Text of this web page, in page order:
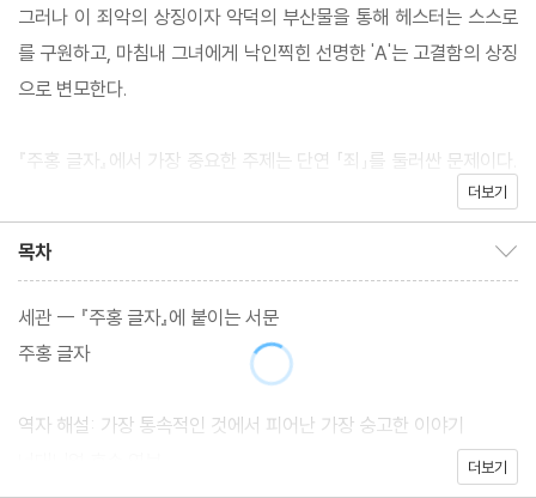
그러나 이 죄악의 상징이자 악덕의 부산물을 통해 헤스터는 스스로
를 구원하고, 마침내 그녀에게 낙인찍힌 선명한 'A'는 고결함의 상징
으로 변모한다.
『주홍 글자』에서 가장 중요한 주제는 단연 「죄」를 둘러싼 문제이다.
호손은 작품의 도입부를 여주인공이 죗값을 치르고 감옥 문을 나서
과에 맞추고 있다. 그러나 작품 초반에 「인간의 연약함과 슬픔에 관
한 이야기」라고 밝혔듯이, 호손의 관심은 옳고 그른 도덕의 문제보
다 죄가 빚어낸 영향, 다시 말해 죄로 인한 소외와 고독, 죄를 숨기는
것의 고뇌와 고통, 타인의 죄를 파헤치려는 지성의 오만이 부른 비극
으로 기운다. 죄를 바라보는 호손의 관점은 헤스터 프린의 삶에 대한
더보기
목차
세관 -- 『주홍 글자』에 붙이는 서문
주홍 글자
역자 해설: 가장 통속적인 것에서 피어난 가장 숭고한 이야기
더보기